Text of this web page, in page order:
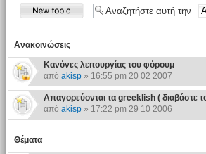
Ανακοινώσεις
Κανόνες λειτουργίας του φόρουμ
από akisp» 16:55 pm 20 02 2007
Απαγορεύονται τα greeklish ( διαβάστε
από akisp» 17:22 pm 29 10 2006
Θέματα